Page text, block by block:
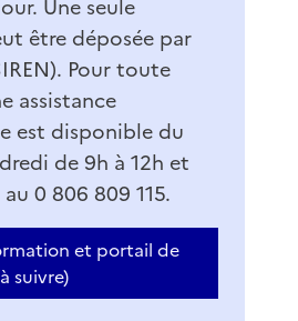
Une seule
être déposée par
Pour toute
assistance
est disponible du
de 9h à 12h et
0 806 809 115.
et portail de
suivre)